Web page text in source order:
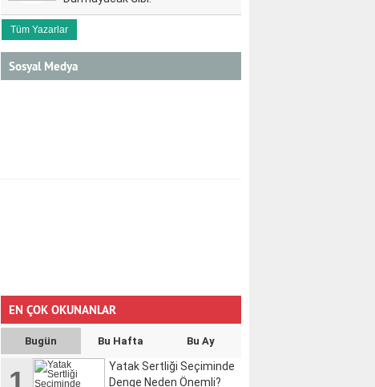
Tüm Yazarlar
Sosyal Medya
EN ÇOK OKUNANLAR
Bugün Bu Hafta Bu Ay
Yatak Sertliği Seçiminde
Denge Neden Önemli?